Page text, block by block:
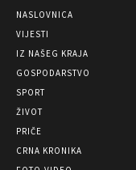
NASLOVNICA
VIJESTI
IZ NAŠEG KRAJA
GOSPODARSTVO
SPORT
ŽIVOT
PRIČE
CRNA KRONIKA